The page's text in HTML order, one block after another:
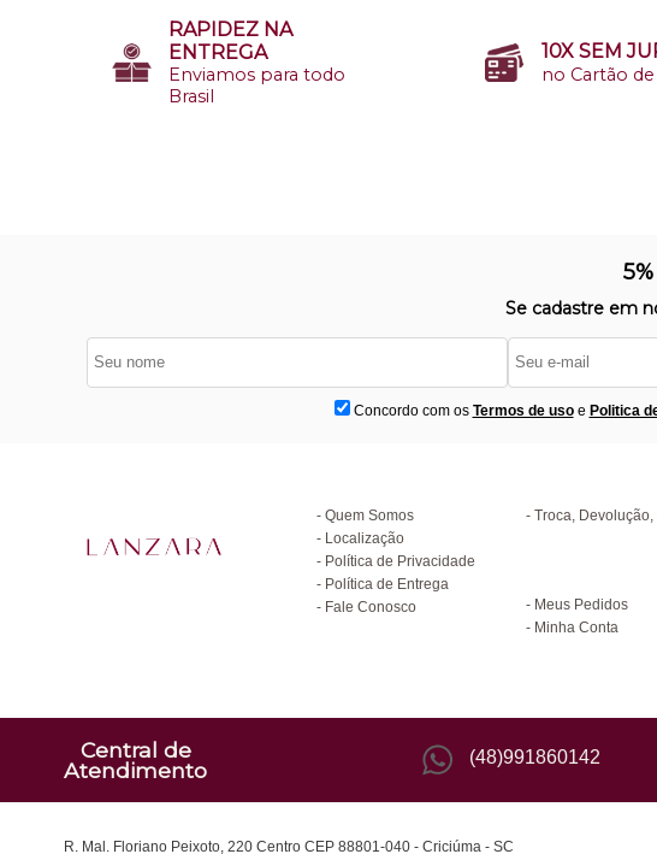
RAPIDEZ NA
ENTREGA
Enviamos para todo
Brasil
10X SEM
no Cartão
Se cadastre em
Concordo com os Termos de usoe Politica
Quem Somos
Localização
Política de Privacidade
Política de Entrega
Fale Conosco
Troca, Devolução,
Meus Pedidos
Minha Conta
Central de
Atendimento
(48)991860142
R. Mal. Floriano Peixoto, 220 Centro CEP 88801-040 - Criciúma - SC